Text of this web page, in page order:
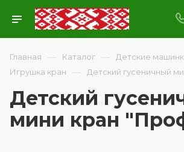
Главная — Каталог — Детские
Игрушка кран — Детский гусеничный
Детский
мини кран